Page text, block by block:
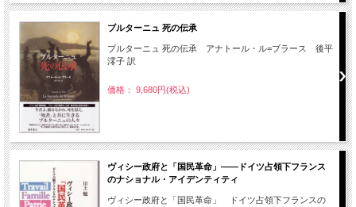
ブルターニュ 死の伝承
ブルターニュ 死の伝承 アナトール・ル=ブラース 後平
澪子 訳
価格： 9,680円(税込)
ヴィシー政府と「国民革命」――ドイツ占領下フランス
のナショナル・アイデンティティ
ヴィシー政府と「国民革命」 ドイツ占領下フランスの